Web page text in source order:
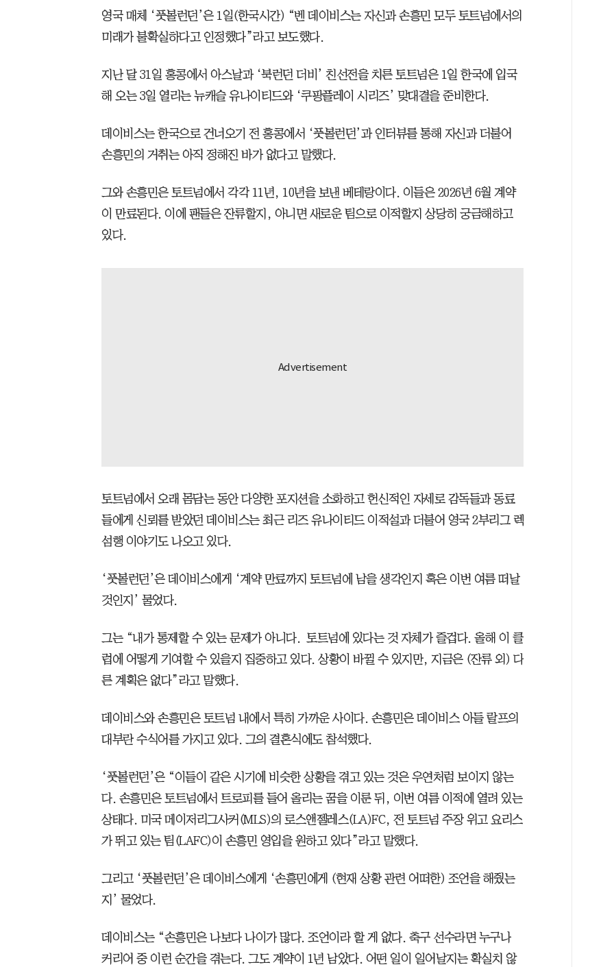
영국 매체 ‘풋볼런던’은 1일(한국시간) “벤 데이비스는 자신과 손흥민 모두 토트넘에서의
미래가 불확실하다고 인정했다”라고 보도했다.
지난 달 31일 홍콩에서 아스날과 ‘북런던 더비’ 친선전을 치른 토트넘은 1일 한국에 입국
해 오는 3일 열리는 뉴캐슬 유나이티드와 ‘쿠팡플레이 시리즈’ 맞대결을 준비한다.
데이비스는 한국으로 건너오기 전 홍콩에서 ‘풋볼런던’과 인터뷰를 통해 자신과 더불어
손흥민의 거취는 아직 정해진 바가 없다고 말했다.
그와 손흥민은 토트넘에서 각각 11년, 10년을 보낸 베테랑이다. 이들은 2026년 6월 계약
이 만료된다. 이에 팬들은 잔류할지, 아니면 새로운 팀으로 이적할지 상당히 궁금해하고
있다.
토트넘에서 오래 몸담는 동안 다양한 포지션을 소화하고 헌신적인 자세로 감독들과 동료
들에게 신뢰를 받았던 데이비스는 최근 리즈 유나이티드 이적설과 더불어 영국 2부리그 렉
섬행 이야기도 나오고 있다.
‘풋볼런던’은 데이비스에게 ‘계약 만료까지 토트넘에 남을 생각인지 혹은 이번 여름 떠날
것인지’ 물었다.
그는 “내가 통제할 수 있는 문제가 아니다. 토트넘에 있다는 것 자체가 즐겁다. 올해 이 클
럽에 어떻게 기여할 수 있을지 집중하고 있다. 상황이 바뀔 수 있지만, 지금은 (잔류 외) 다
른 계획은 없다”라고 말했다.
데이비스와 손흥민은 토트넘 내에서 특히 가까운 사이다. 손흥민은 데이비스 아들 랄프의
대부란 수식어를 가지고 있다. 그의 결혼식에도 참석했다.
‘풋볼런던’은 “이들이 같은 시기에 비슷한 상황을 겪고 있는 것은 우연처럼 보이지 않는
다. 손흥민은 토트넘에서 트로피를 들어 올리는 꿈을 이룬 뒤, 이번 여름 이적에 열려 있는
상태다. 미국 메이저리그사커(MLS)의 로스앤젤레스(LA)FC, 전 토트넘 주장 위고 요리스
가 뛰고 있는 팀(LAFC)이 손흥민 영입을 원하고 있다”라고 말했다.
그리고 ‘풋볼런던’은 데이비스에게 ‘손흥민에게 (현재 상황 관련 어떠한) 조언을 해줬는
지’ 물었다.
데이비스는 “손흥민은 나보다 나이가 많다. 조언이라 할 게 없다. 축구 선수라면 누구나
커리어 중 이런 순간을 겪는다. 그도 계약이 1년 남았다. 어떤 일이 일어날지는 확실치 않